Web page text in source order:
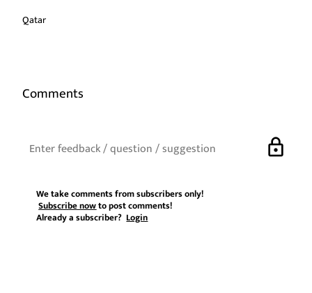
Qatar
Comments
lock
We take comments from subscribers only!
Subscribe nowto post comments!
Already a subscriber?Login